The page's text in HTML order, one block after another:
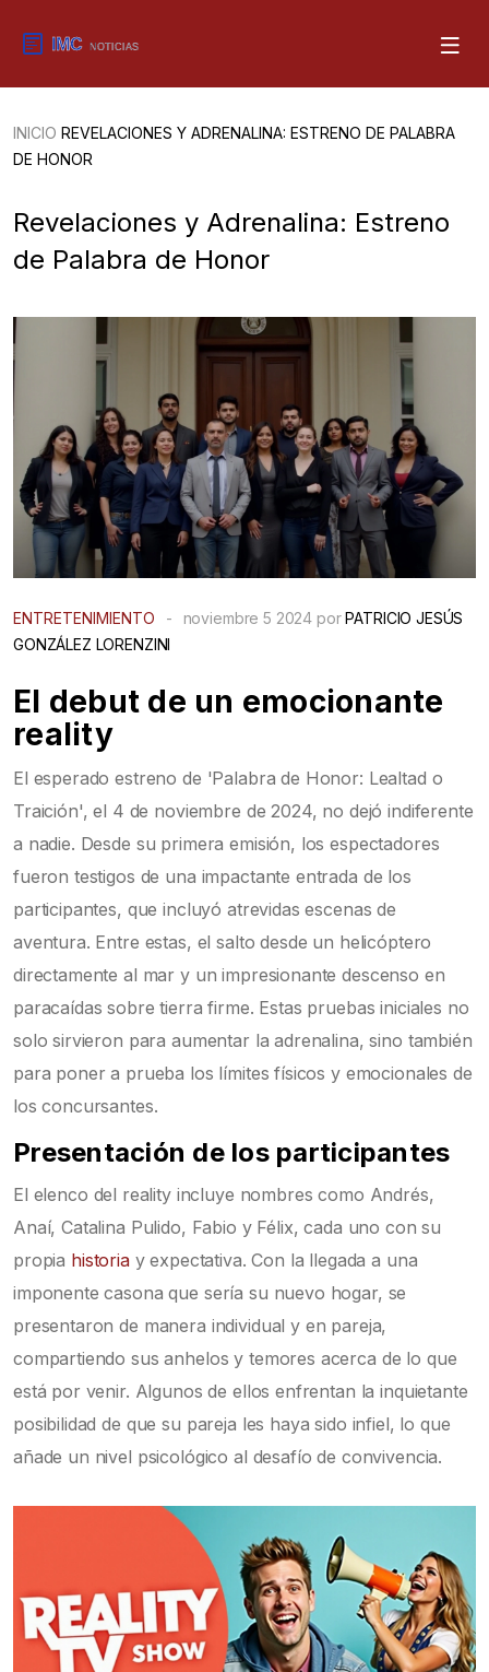
INICIO REVELACIONES Y ADRENALINA: ESTRENO DE PALABRA
DE HONOR
Revelaciones y Adrenalina: Estreno
de Palabra de Honor
ENTRETENIMIENTO - noviembre 5 2024 porPATRICIO JESÚS
GONZÁLEZ LORENZINI
El debut de un emocionante
reality
El esperado estreno de 'Palabra de Honor: Lealtad o
Traición', el 4 de noviembre de 2024, no dejó indiferente
a nadie. Desde su primera emisión, los espectadores
fueron testigos de una impactante entrada de los
participantes, que incluyó atrevidas escenas de
aventura. Entre estas, el salto desde un helicóptero
directamente al mar y un impresionante descenso en
paracaídas sobre tierra firme. Estas pruebas iniciales no
solo sirvieron para aumentar la adrenalina, sino también
para poner a prueba los límites físicos y emocionales de
los concursantes.
Presentación de los participantes
El elenco del reality incluye nombres como Andrés,
Anaí, Catalina Pulido, Fabio y Félix, cada uno con su
propia historiay expectativa. Con la llegada a una
imponente casona que sería su nuevo hogar, se
presentaron de manera individual y en pareja,
compartiendo sus anhelos y temores acerca de lo que
está por venir. Algunos de ellos enfrentan la inquietante
posibilidad de que su pareja les haya sido infiel, lo que
añade un nivel psicológico al desafío de convivencia.